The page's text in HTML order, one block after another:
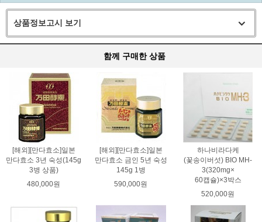
상품정보고시 보기
함께 구매한 상품
[해외][만다효소]일본
만다효소 3년 숙성(145g
3병 상품)
480,000원
[해외][만다효소]일본
만다효소 금인 5년 숙성
145g 1병
590,000원
하나비라다케
(꽃송이버섯) BIO MH-
3(320mg×
60캡슐)×3박스
520,000원